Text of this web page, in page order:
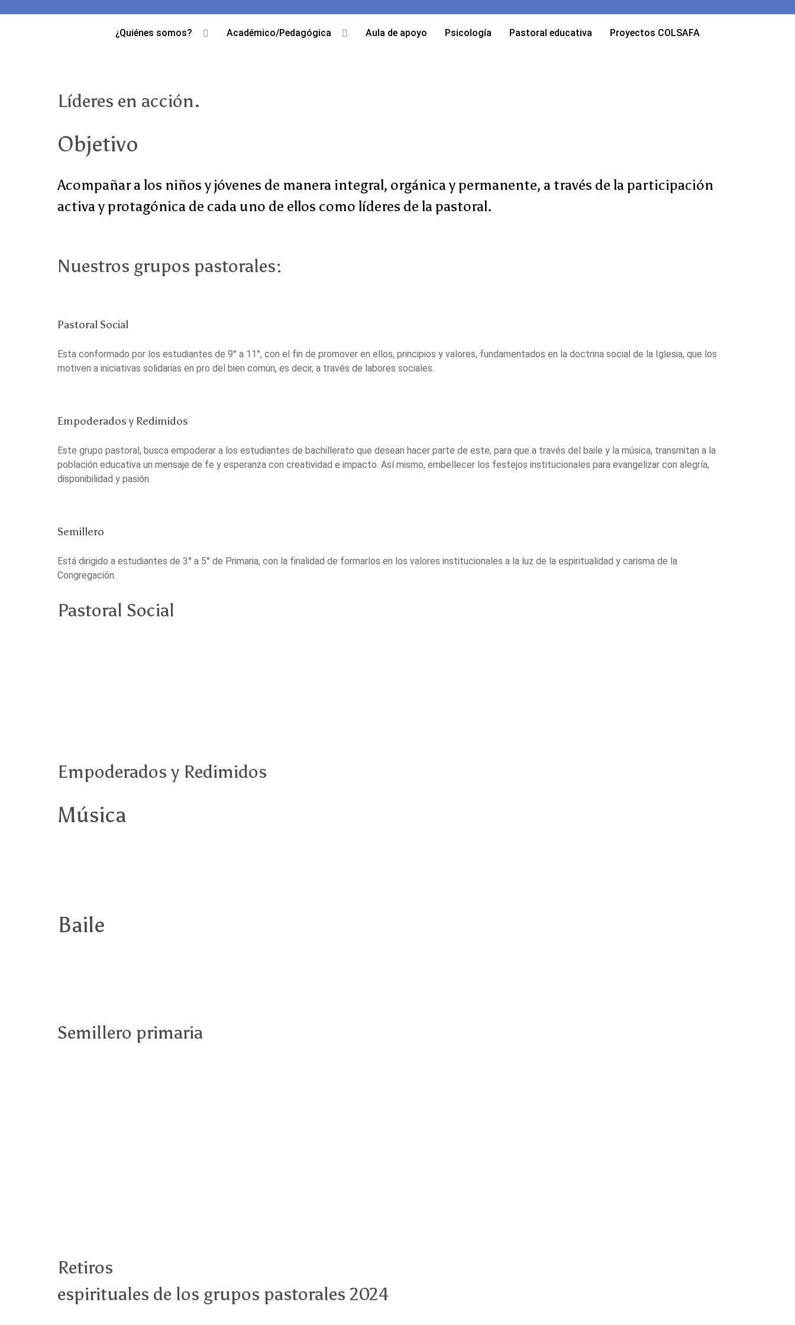
¿Quiénes somos? Académico/Pedagógica Aula de apoyo Psicología Pastoral educativa Proyectos COLSAFA
Líderes en acción.
Objetivo
Acompañar a los niños y jóvenes de manera integral, orgánica y permanente, a través de la participación
activa y protagónica de cada uno de ellos como líderes de la pastoral.
Nuestros grupos pastorales:
Pastoral Social
Esta conformado por los estudiantes de 9° a 11°, con el fin de promover en ellos, principios y valores, fundamentados en la doctrina social de la Iglesia, que los
motiven a iniciativas solidarias en pro del bien común, es decir, a través de labores sociales.
Empoderados y Redimidos
Este grupo pastoral, busca empoderar a los estudiantes de bachillerato que desean hacer parte de este, para que a través del baile y la música, transmitan a la
población educativa un mensaje de fe y esperanza con creatividad e impacto. Así mismo, embellecer los festejos institucionales para evangelizar con alegría,
disponibilidad y pasión.
Semillero
Está dirigido a estudiantes de 3° a 5° de Primaria, con la finalidad de formarlos en los valores institucionales a la luz de la espiritualidad y carisma de la
Congregación.
Pastoral Social
Empoderados y Redimidos
Música
Baile
Semillero primaria
Retiros
espirituales de los grupos pastorales 2024